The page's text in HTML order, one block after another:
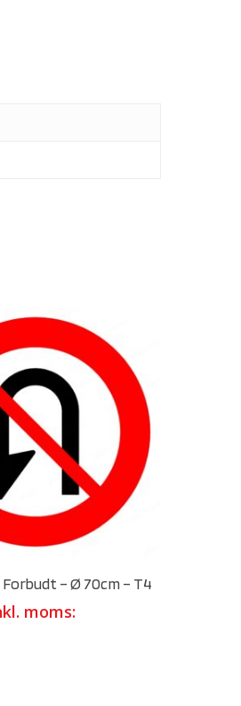
Forbudt – Ø 70cm – T4
moms: